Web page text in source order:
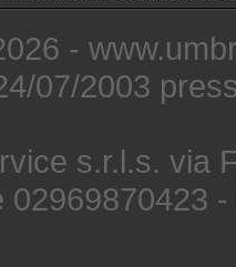
-
07/2003
s.r.l.s. via
02969870423